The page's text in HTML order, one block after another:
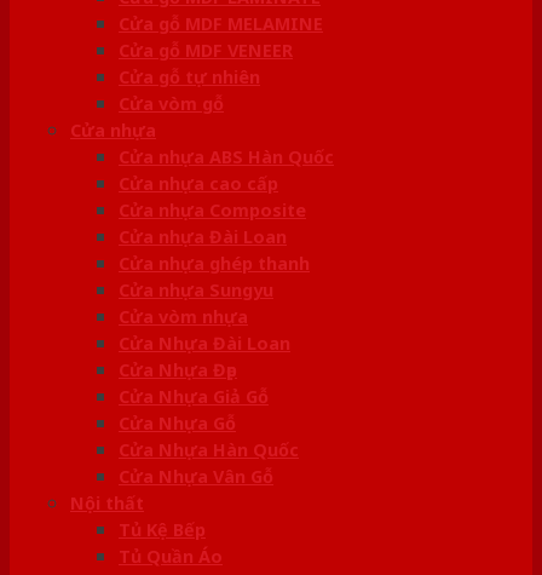
Cửa gỗ MDF MELAMINE
Cửa gỗ MDF VENEER
Cửa gỗ tự nhiên
Cửa vòm gỗ
Cửa nhựa
Cửa nhựa ABS Hàn Quốc
Cửa nhựa cao cấp
Cửa nhựa Composite
Cửa nhựa Đài Loan
Cửa nhựa ghép thanh
Cửa nhựa Sungyu
Cửa vòm nhựa
Cửa Nhựa Đài Loan
Cửa Nhựa Đẹp
Cửa Nhựa Giả Gỗ
Cửa Nhựa Gỗ
Cửa Nhựa Hàn Quốc
Cửa Nhựa Vân Gỗ
Nội thất
Tủ Kệ Bếp
Tủ Quần Áo